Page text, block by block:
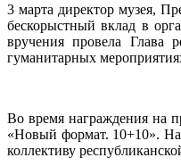
3 марта директор музея,
бескорыстный вклад в
вручения провела Глава
гуманитарных
Во время награждения на
«Новый формат. 10+10».
коллективу